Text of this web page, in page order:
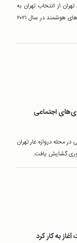
از انتخاب تهران به
عنوان یکی از سه برگزیده نهایی جایزه کنگره جهانی شهرهای هوشمند در سال ۲۰۲۱
اجتماعی
محله دروازه غار تهران
گشایش یافت.
به کار کرد